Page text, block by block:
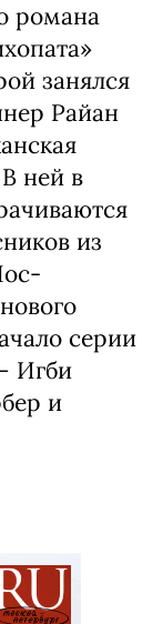
романа
занялся
Райан
ней в
из
серии
Игби
и